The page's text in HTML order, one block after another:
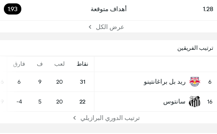
1.28 أهداف متوقعة 1.93
عرض الكل
ترتيب الفريقين
نقاط لعب ف فارق
6 ريد بل براغانتينو 31
20
9
6
16 سانتوس 22
20
5
-4
ترتيب الدوري البرازيلي